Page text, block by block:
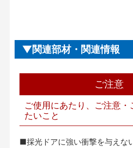
関連部材・関連情報
ご注意
ご使用にあたり、ご注意・
たいこと
■採光ドアに強い衝撃を与えな